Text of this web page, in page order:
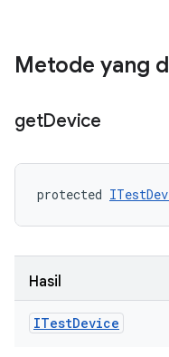
Metode yang
getDevice
protected
Hasil
ITestDevice